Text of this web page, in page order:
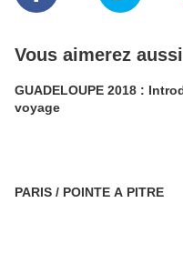
Vous aimerez aussi
GUADELOUPE 2018 :
voyage
PARIS / POINTE A PITRE